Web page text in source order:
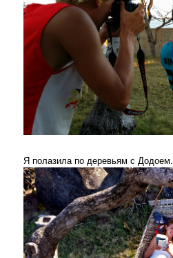
Я полазила по деревьям с Додоем.